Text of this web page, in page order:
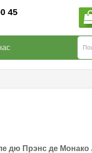
45
дю Прэнс де Монако